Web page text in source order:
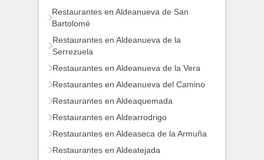
Restaurantes en Aldeanueva de San
Bartolomé
Restaurantes en Aldeanueva de la
Serrezuela
Restaurantes en Aldeanueva de la Vera
Restaurantes en Aldeanueva del Camino
Restaurantes en Aldeaquemada
Restaurantes en Aldearrodrigo
Restaurantes en Aldeaseca de la Armuña
Restaurantes en Aldeatejada